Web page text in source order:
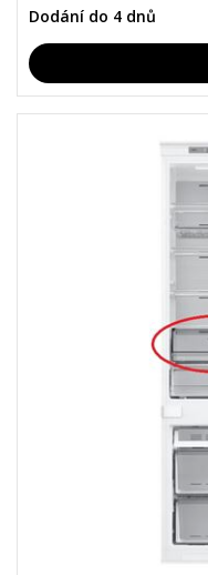
Dodání do 4 dnů